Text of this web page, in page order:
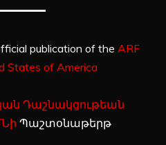
publication of the ARF
States of America
Դաշնակցութեան
Պաշտօնաթերթ